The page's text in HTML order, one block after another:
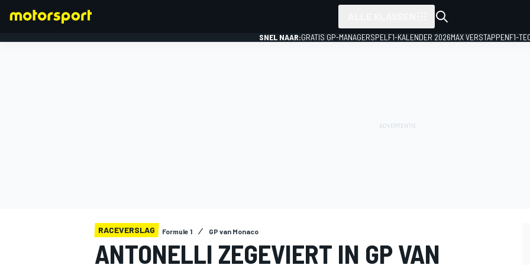
SNEL NAAR:GRATIS GP-MANAGERSPEL F1-KALENDER 2026MAX VERSTAPPENF1-
RACEVERSLAG Formule 1 GP van Monaco
ANTONELLI ZEGEVIERT IN GP VAN